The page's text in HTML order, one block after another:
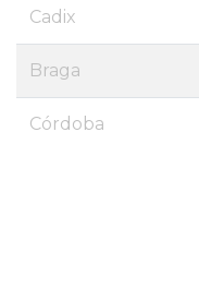
Cadix
Braga
Córdoba